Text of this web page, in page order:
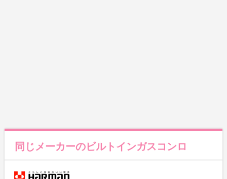
同じメーカーのビルトインガスコンロ